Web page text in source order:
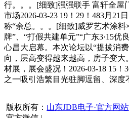
行。。。[细致]强强联手 富轩全屋
市场2026-03-23 19！29！483月
称“余总。。。[细致]威罗艺术涂
牌”、“打假共建单元”“广东3·15
心昌大启幕。本次论坛以“提拔消
向，层高变得越来越高，房子变
材展，展会盛况！2026-03-18 15
之一吸引浩繁目光驻脚逗留、深度
版权所有： 山东JDB电子·官方网